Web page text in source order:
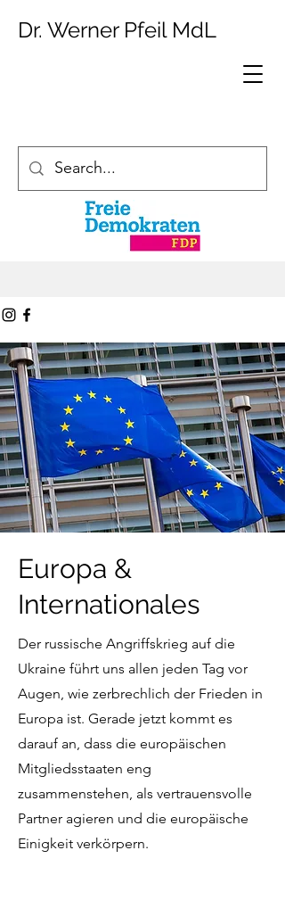
Dr. Werner Pfeil MdL
Europa &
Internationales
Der russische Angriffskrieg auf die
Ukraine führt uns allen jeden Tag vor
Augen, wie zerbrechlich der Frieden in
Europa ist. Gerade jetzt kommt es
darauf an, dass die europäischen
Mitgliedsstaaten eng
zusammenstehen, als vertrauensvolle
Partner agieren und die europäische
Einigkeit verkörpern.